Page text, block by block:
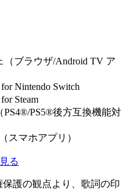
（ブラウザ/Android TV ア
Nintendo Switch
Steam
PS4®/PS5®後方互換機能対
スマホアプリ）
る
保護の観点より、歌詞の印